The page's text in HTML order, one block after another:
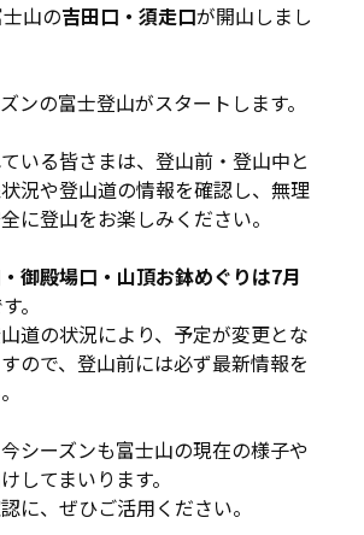
ト
識
(かんてんぼうき)
性
気象の特徴
登山シーズンと装備
山の吉田口・須走口が開山しまし
ンの富士登山がスタートします。
いる皆さまは、登山前・登山中と
況や登山道の情報を確認し、無理
に登山をお楽しみください。
御殿場口・山頂お鉢めぐりは7月
。
道の状況により、予定が変更とな
ので、登山前には必ず最新情報を
シーズンも富士山の現在の様子や
してまいります。
に、ぜひご活用ください。